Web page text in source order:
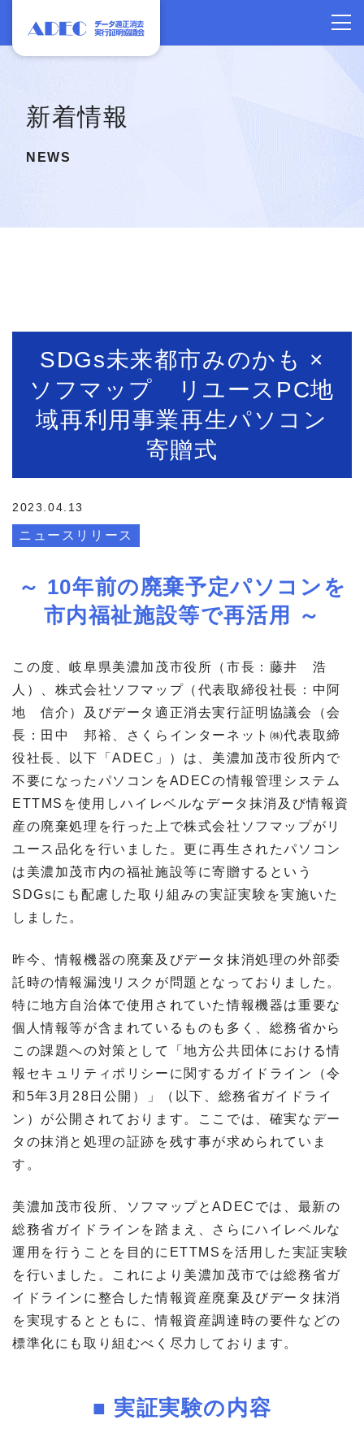
新着情報
NEWS
SDGs未来都市みのかも ×
ソフマップ リユースPC地
域再利用事業再生パソコン
寄贈式
2023.04.13
ニュースリリース
～ 10年前の廃棄予定パソコンを
市内福祉施設等で再活用 ～
この度、岐阜県美濃加茂市役所（市長：藤井 浩
人）、株式会社ソフマップ（代表取締役社長：中阿
地 信介）及びデータ適正消去実行証明協議会（会
長：田中 邦裕、さくらインターネット㈱代表取締
役社長、以下「ADEC」）は、美濃加茂市役所内で
不要になったパソコンをADECの情報管理システム
ETTMSを使用しハイレベルなデータ抹消及び情報資
産の廃棄処理を行った上で株式会社ソフマップがリ
ユース品化を行いました。更に再生されたパソコン
は美濃加茂市内の福祉施設等に寄贈するという
SDGsにも配慮した取り組みの実証実験を実施いた
しました。
昨今、情報機器の廃棄及びデータ抹消処理の外部委
託時の情報漏洩リスクが問題となっておりました。
特に地方自治体で使用されていた情報機器は重要な
個人情報等が含まれているものも多く、総務省から
この課題への対策として「地方公共団体における情
報セキュリティポリシーに関するガイドライン（令
和5年3月28日公開）」（以下、総務省ガイドライ
ン）が公開されております。ここでは、確実なデー
タの抹消と処理の証跡を残す事が求められていま
す。
美濃加茂市役所、ソフマップとADECでは、最新の
総務省ガイドラインを踏まえ、さらにハイレベルな
運用を行うことを目的にETTMSを活用した実証実験
を行いました。これにより美濃加茂市では総務省ガ
イドラインに整合した情報資産廃棄及びデータ抹消
を実現するとともに、情報資産調達時の要件などの
標準化にも取り組むべく尽力しております。
■ 実証実験の内容